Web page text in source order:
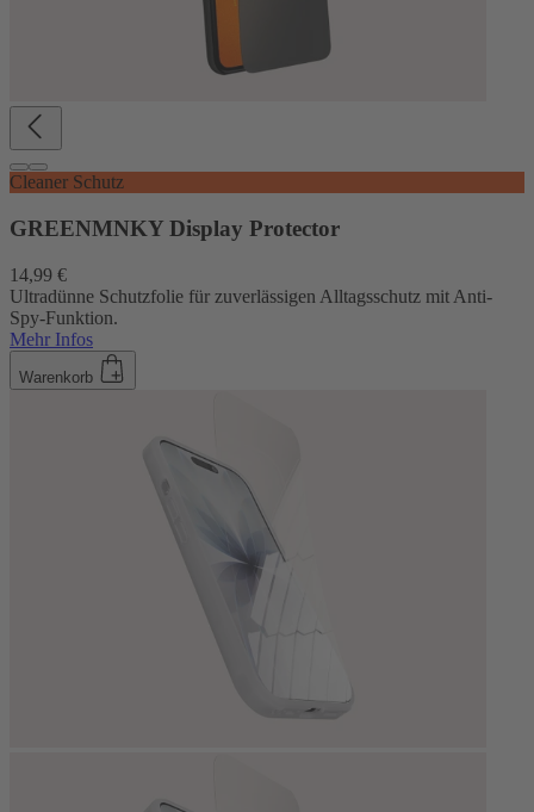
Cleaner Schutz
GREENMNKY Display Protector
14,99 €
Ultradünne Schutzfolie für zuverlässigen Alltagsschutz mit Anti-
Spy-Funktion.
Mehr Infos
Warenkorb